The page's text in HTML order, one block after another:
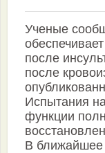
Ученые
после
после
Испытания
функции
В ближайшее